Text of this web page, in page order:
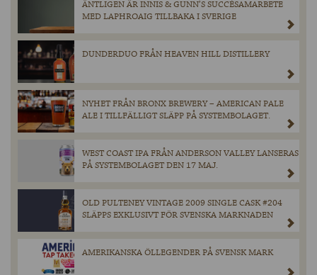
ÄNTLIGEN ÄR INNIS & GUNN’S SUCCÉSAMARBETE
MED LAPHROAIG TILLBAKA I SVERIGE
DUNDERDUO FRÅN HEAVEN HILL DISTILLERY
NYHET FRÅN BRONX BREWERY – AMERICAN PALE
ALE I TILLFÄLLIGT SLÄPP PÅ SYSTEMBOLAGET.
WEST COAST IPA FRÅN ANDERSON VALLEY LANSERAS
PÅ SYSTEMBOLAGET DEN 17 MAJ.
OLD PULTENEY VINTAGE 2009 SINGLE CASK #204
SLÄPPS EXKLUSIVT FÖR SVENSKA MARKNADEN
AMERIKANSKA ÖLLEGENDER PÅ SVENSK MARK